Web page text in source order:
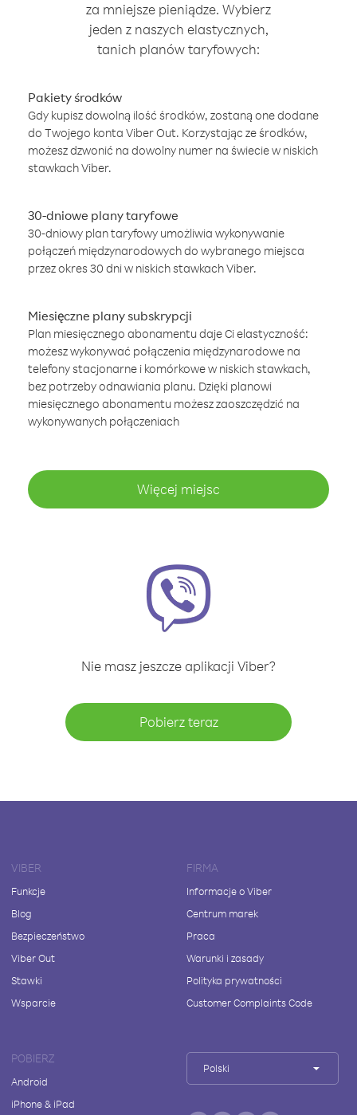
za mniejsze pieniądze. Wybierz
jeden z naszych elastycznych,
tanich planów taryfowych:
Pakiety środków
Gdy kupisz dowolną ilość środków, zostaną one dodane
do Twojego konta Viber Out. Korzystając ze środków,
możesz dzwonić na dowolny numer na świecie w niskich
stawkach Viber.
30-dniowe plany taryfowe
30-dniowy plan taryfowy umożliwia wykonywanie
połączeń międzynarodowych do wybranego miejsca
przez okres 30 dni w niskich stawkach Viber.
Miesięczne plany subskrypcji
Plan miesięcznego abonamentu daje Ci elastyczność:
możesz wykonywać połączenia międzynarodowe na
telefony stacjonarne i komórkowe w niskich stawkach,
bez potrzeby odnawiania planu. Dzięki planowi
miesięcznego abonamentu możesz zaoszczędzić na
wykonywanych połączeniach
Więcej miejsc
Nie masz jeszcze aplikacji Viber?
Pobierz teraz
VIBER
Funkcje
Blog
Bezpieczeństwo
Viber Out
Stawki
Wsparcie
FIRMA
Informacje o Viber
Centrum marek
Praca
Warunki i zasady
Polityka prywatności
Customer Complaints Code
POBIERZ
Android
iPhone & iPad
Polski